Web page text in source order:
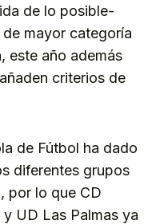
de lo posible-
mayor categoría
este año además
criterios de
de Fútbol ha dado
diferentes grupos
por lo que CD
UD Las Palmas ya